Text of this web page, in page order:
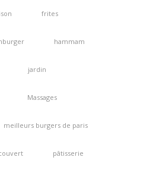
frites
hammam
jardin
Massages
meilleurs burgers de paris
pâtisserie